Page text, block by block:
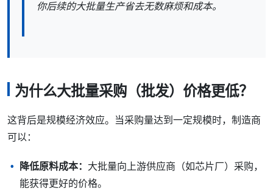
你后续的大批量生产省去无数麻烦和成本。
为什么大批量采购（批发）价格更低？
这背后是规模经济效应。当采购量达到一定规模时，制造商
可以：
降低原料成本： 大批量向上游供应商（如芯片厂）采购，
能获得更好的价格。